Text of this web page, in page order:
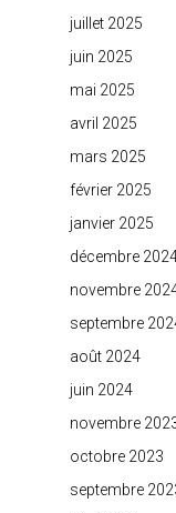
juillet 2025
juin 2025
mai 2025
avril 2025
mars 2025
février 2025
janvier 2025
décembre
novembre
septembre
août 2024
juin 2024
novembre
octobre 2023
septembre